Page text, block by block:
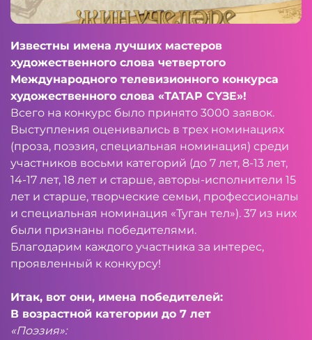
Известны имена лучших мастеров
художественного слова четвертого
Международного телевизионного конкурса
художественного слова «ТАТАР СҮЗЕ»!
Всего на конкурс было принято 3000 заявок.
Выступления оценивались в трех номинациях
(проза, поэзия, специальная номинация) среди
участников восьми категорий (до 7 лет, 8-13 лет,
14-17 лет, 18 лет и старше, авторы-исполнители 15
лет и старше, творческие семьи, профессионалы
и специальная номинация «Туган тел»). 37 из них
были признаны победителями.
Благодарим каждого участника за интерес,
проявленный к конкурсу!
Итак, вот они, имена победителей:
В возрастной категории до 7 лет
«Поэзия»: